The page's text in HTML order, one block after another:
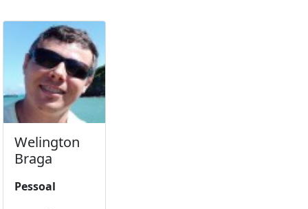
Welington
Braga
Pessoal